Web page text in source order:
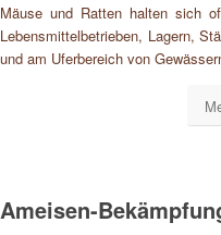
Mäuse und Ratten halten sich
Lebensmittelbetrieben, Lagern,
und am Uferbereich von
Ameisen-